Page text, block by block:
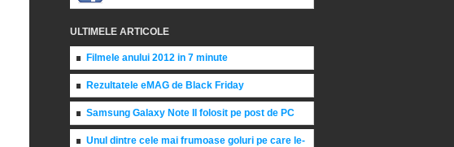
ULTIMELE ARTICOLE
Filmele anului 2012 in 7 minute
Rezultatele eMAG de Black Friday
Samsung Galaxy Note II folosit pe post de PC
Unul dintre cele mai frumoase goluri pe care le-